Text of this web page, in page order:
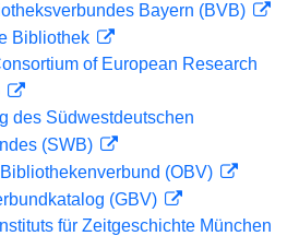
Bayern (BVB)
Bibliothek
of European Research
des Südwestdeutschen
(SWB)
(OBV)
(GBV)
für Zeitgeschichte München